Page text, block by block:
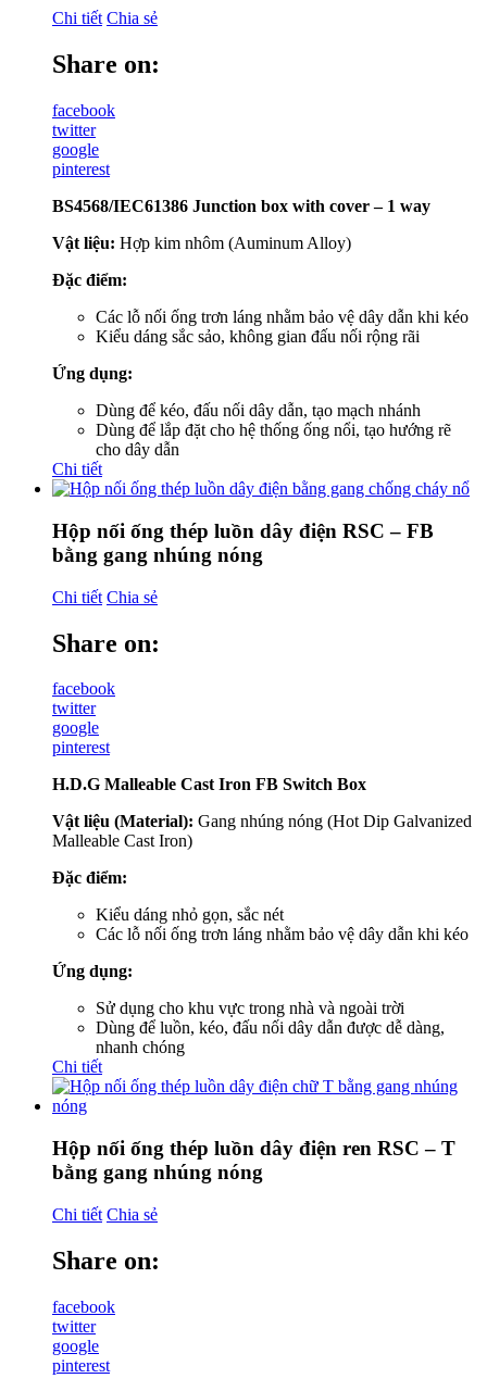
Chi tiết Chia sẻ
Share on:
facebook
twitter
google
pinterest
BS4568/IEC61386 Junction box with cover – 1 way
Vật liệu: Hợp kim nhôm (Auminum Alloy)
Đặc điểm:
Các lỗ nối ống trơn láng nhằm bảo vệ dây dẫn khi kéo
Kiểu dáng sắc sảo, không gian đấu nối rộng rãi
Ứng dụng:
Dùng để kéo, đấu nối dây dẫn, tạo mạch nhánh
Dùng để lắp đặt cho hệ thống ống nổi, tạo hướng rẽ
cho dây dẫn
Chi tiết
Hộp nối ống thép luồn dây điện RSC – FB
bằng gang nhúng nóng
Chi tiết Chia sẻ
Share on:
facebook
twitter
google
pinterest
H.D.G Malleable Cast Iron FB Switch Box
Vật liệu (Material): Gang nhúng nóng (Hot Dip Galvanized
Malleable Cast Iron)
Đặc điểm:
Kiểu dáng nhỏ gọn, sắc nét
Các lỗ nối ống trơn láng nhằm bảo vệ dây dẫn khi kéo
Ứng dụng:
Sử dụng cho khu vực trong nhà và ngoài trời
Dùng để luồn, kéo, đấu nối dây dẫn được dễ dàng,
nhanh chóng
Chi tiết
Hộp nối ống thép luồn dây điện ren RSC – T
bằng gang nhúng nóng
Chi tiết Chia sẻ
Share on:
facebook
twitter
google
pinterest